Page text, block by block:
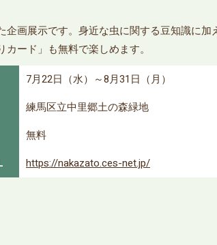
画展示です。身近な虫に関する豆知識に
ード」も無料で楽しめます。
7月22日（水）～8月31日（月）
練馬区立中里郷土の森緑地
無料
https://nakazato.ces-net.jp/